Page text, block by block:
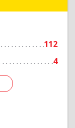
112
4